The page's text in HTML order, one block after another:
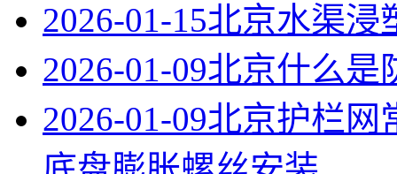
2026-01-15北京水渠浸
2026-01-09北京什么是
2026-01-09北京护栏网